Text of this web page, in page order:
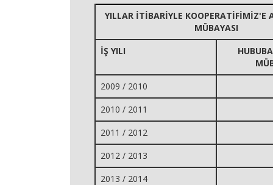
YILLAR İTİBARİYLE KOOPERATİFİMİZ'E
MÜBAYASI
İŞ YILI
2009 / 2010
2010 / 2011
2011 / 2012
2012 / 2013
2013 / 2014